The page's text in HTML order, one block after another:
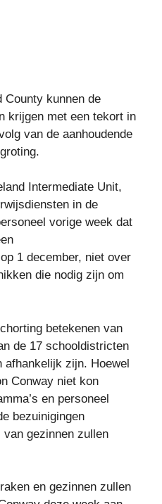
County kunnen de
krijgen met een tekort in
van de aanhoudende
Intermediate Unit,
in de
vorige week dat
1 december, niet over
die nodig zijn om
betekenen van
de 17 schooldistricten
afhankelijk zijn. Hoewel
Conway niet kon
en personeel
bezuinigingen
gezinnen zullen
en gezinnen zullen